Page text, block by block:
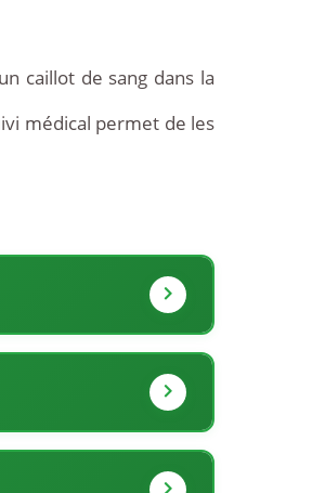
caillot de sang dans la
médical permet de les